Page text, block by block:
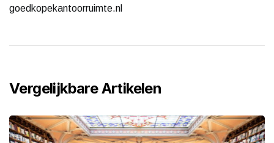
goedkopekantoorruimte.nl
Vergelijkbare Artikelen